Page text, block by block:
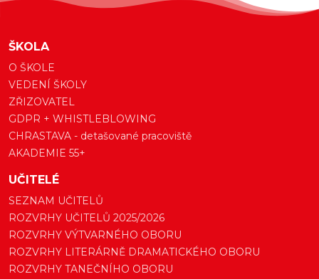
ŠKOLA
O ŠKOLE
VEDENÍ ŠKOLY
ZŘIZOVATEL
GDPR + WHISTLEBLOWING
CHRASTAVA - detašované pracoviště
AKADEMIE 55+
UČITELÉ
SEZNAM UČITELŮ
ROZVRHY UČITELŮ 2025/2026
ROZVRHY VÝTVARNÉHO OBORU
ROZVRHY LITERÁRNĚ DRAMATICKÉHO OBORU
ROZVRHY TANEČNÍHO OBORU